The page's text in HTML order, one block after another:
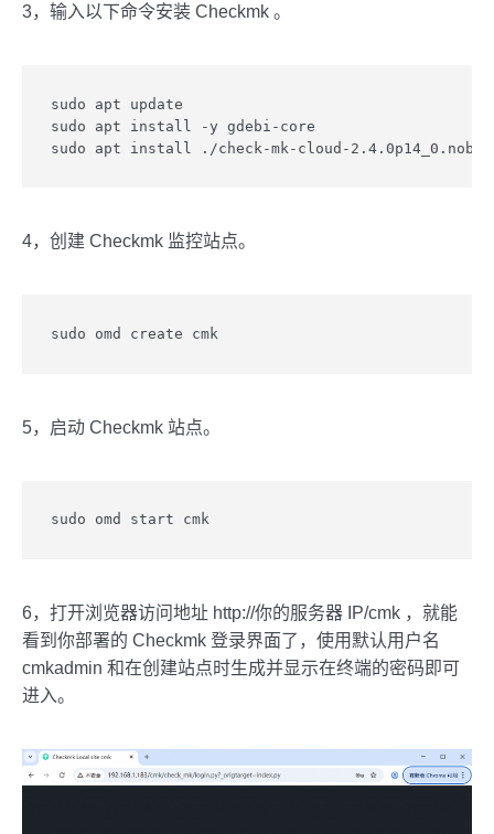
3，输入以下命令安装 Checkmk 。
sudo apt update
sudo apt install -y gdebi-core
sudo apt install ./check-mk-cloud-
4，创建 Checkmk 监控站点。
sudo omd create cmk
5，启动 Checkmk 站点。
sudo omd start cmk
6，打开浏览器访问地址 http://你的服务器 IP/cmk ，就能
看到你部署的 Checkmk 登录界面了，使用默认用户名
cmkadmin 和在创建站点时生成并显示在终端的密码即可
进入。